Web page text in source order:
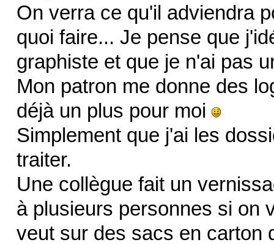
On verra ce qu'il adviendra
quoi faire... Je pense que
graphiste et que je n'ai pas
Mon patron me donne des
déjà un plus pour moi
Simplement que j'ai les
traiter.
Une collègue fait un
à plusieurs personnes si on
veut sur des sacs en carton